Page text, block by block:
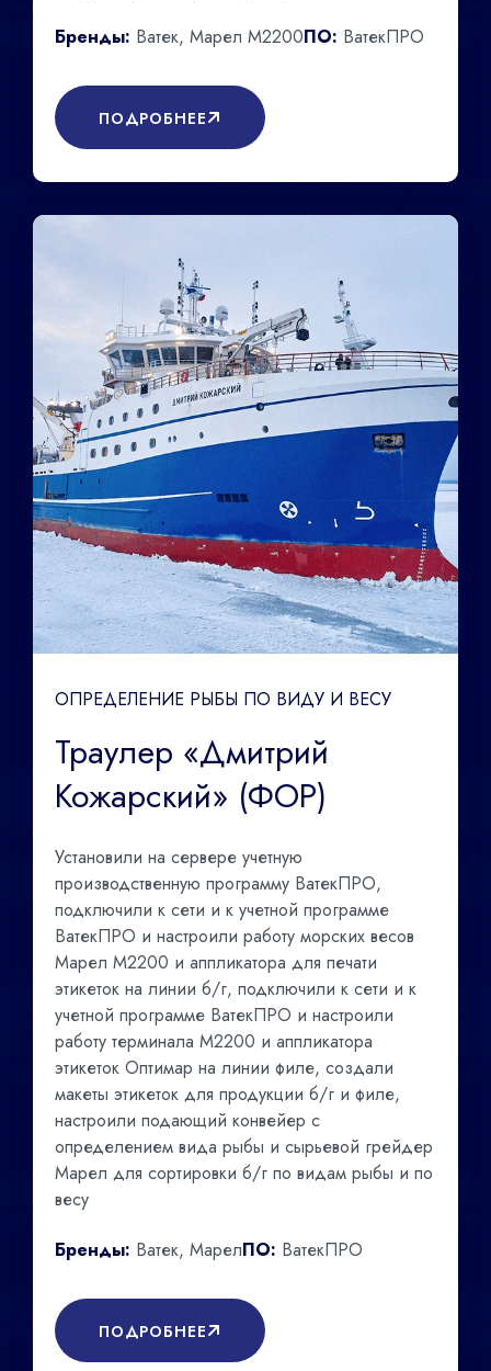
Бренды: Ватек, Марел М2200ПО: ВатекПРО
ПОДРОБНЕЕ
ОПРЕДЕЛЕНИЕ РЫБЫ ПО ВИДУ И ВЕСУ
Траулер «Дмитрий
Кожарский» (ФОР)
Установили на сервере учетную
производственную программу ВатекПРО,
подключили к сети и к учетной программе
ВатекПРО и настроили работу морских весов
Марел М2200 и аппликатора для печати
этикеток на линии б/г, подключили к сети и к
учетной программе ВатекПРО и настроили
работу терминала М2200 и аппликатора
этикеток Оптимар на линии филе, создали
макеты этикеток для продукции б/г и филе,
настроили подающий конвейер с
определением вида рыбы и сырьевой грейдер
Марел для сортировки б/г по видам рыбы и по
весу
Бренды: Ватек, МарелПО: ВатекПРО
ПОДРОБНЕЕ